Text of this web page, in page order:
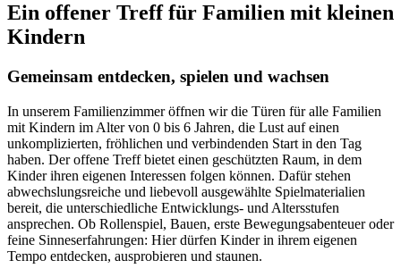
Ein offener Treff für Familien mit kleinen
Kindern
Gemeinsam entdecken, spielen und wachsen
In unserem Familienzimmer öffnen wir die Türen für alle Familien
mit Kindern im Alter von 0 bis 6 Jahren, die Lust auf einen
unkomplizierten, fröhlichen und verbindenden Start in den Tag
haben. Der offene Treff bietet einen geschützten Raum, in dem
Kinder ihren eigenen Interessen folgen können. Dafür stehen
abwechslungsreiche und liebevoll ausgewählte Spielmaterialien
bereit, die unterschiedliche Entwicklungs- und Altersstufen
ansprechen. Ob Rollenspiel, Bauen, erste Bewegungsabenteuer oder
feine Sinneserfahrungen: Hier dürfen Kinder in ihrem eigenen
Tempo entdecken, ausprobieren und staunen.